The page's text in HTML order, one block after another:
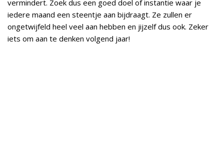
vermindert. Zoek dus een goed doel of instantie waar je
iedere maand een steentje aan bijdraagt. Ze zullen er
ongetwijfeld heel veel aan hebben en jijzelf dus ook. Zeker
iets om aan te denken volgend jaar!